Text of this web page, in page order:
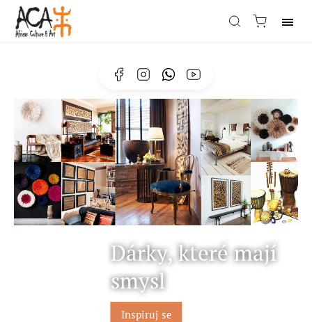
FacebookInstagramWhatsapp
Dárky, které mají
smysl
Inspiruj se